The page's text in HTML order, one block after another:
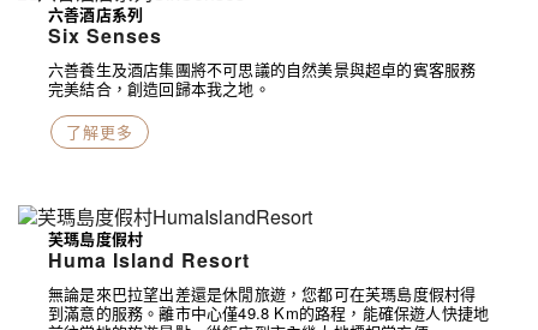
六善酒店系列
Six Senses
六善養生及酒店集團將不可思議的自然美景與超卓的賓客服務
完美結合，創造回歸本我之地。
了解更多
芙瑪島度假村
Huma Island Resort
無論是來巴拉望出差還是休閒旅遊，您都可在芙瑪島度假村得
到滿意的服務。離市中心僅49.8 Km的路程，能確保遊人快捷地